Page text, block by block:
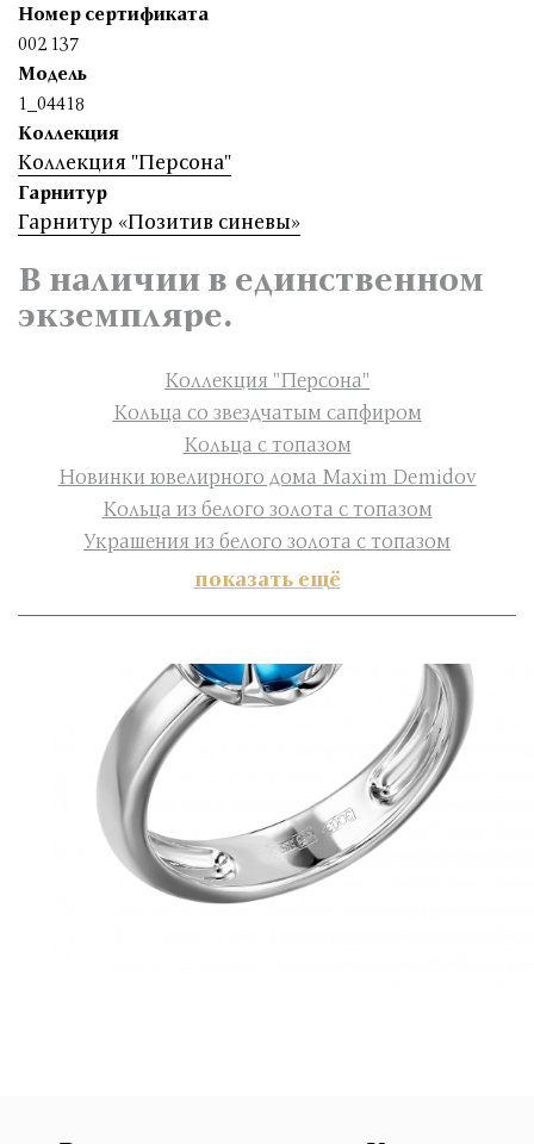
Номер сертификата
002 137
Модель
1_04418
Коллекция
Коллекция "Персона"
Гарнитур
Гарнитур «Позитив синевы»
В наличии в единственном
экземпляре.
Коллекция "Персона"
Кольца со звездчатым сапфиром
Кольца с топазом
Новинки ювелирного дома Maxim Demidov
Кольца из белого золота с топазом
Украшения из белого золота с топазом
показать ещё